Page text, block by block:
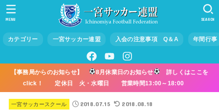
カテゴリー 一宮サッカー連盟 入会の注意事項 Q＆A 年間行事
SEARCH
MENU
【事務局からのお知らせ】 8月休業日のお知らせ
詳しくはここを
click！ 定休日 火・水曜日 営業時間13:00～18:00
一宮サッカースクール 2018.07.15 2018.08.18